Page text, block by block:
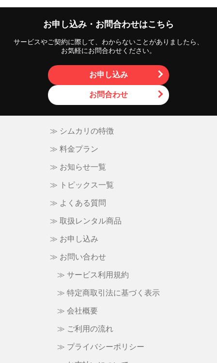
お申し込み・お問合わせはこちら
サービスやご契約に際して、わからないことがありましたら、
お気軽にお問合わせください。
お申し込み
お問合わせ
≫ シムカリの特徴
≫ 料金プラン
≫ お知らせ一覧
≫ トピックス一覧
≫ よくある質問
≫ 取扱レンタル商品
≫ お申し込み
≫ お問い合わせ
≫ サービス利用規約
≫ 特定商取引法に基づく表示
≫ 会社概要
≫ ご利用の流れ
≫ プライバシーポリシー